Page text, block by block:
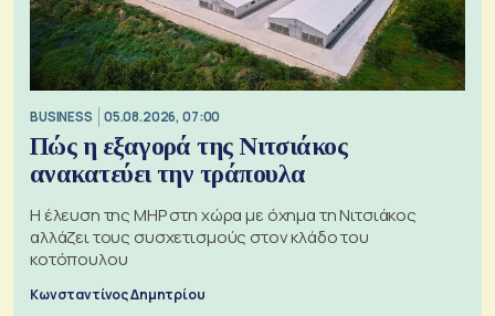
BUSINESS 05.08.2026, 07:00
Πώς η εξαγορά της Νιτσιάκος
ανακατεύει την τράπουλα
H έλευση της MHP στη χώρα με όχημα τη Νιτσιάκος
αλλάζει τους συσχετισμούς στον κλάδο του
κοτόπουλου
Κωνσταντίνος Δημητρίου